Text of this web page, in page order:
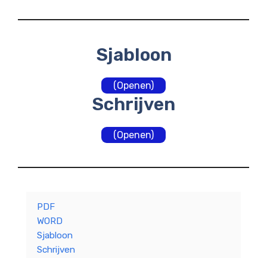
Sjabloon
(Openen)
Schrijven
(Openen)
PDF
WORD
Sjabloon
Schrijven